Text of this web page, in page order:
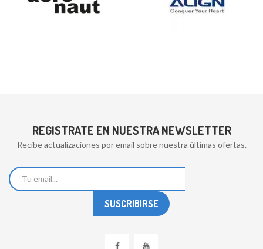
REGISTRATE EN NUESTRA NEWSLETTER
Recibe actualizaciones por email sobre nuestra últimas ofertas.